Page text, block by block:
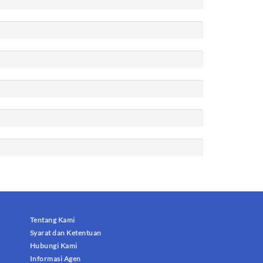
Tentang Kami
Syarat dan Ketentuan
Hubungi Kami
Informasi Agen